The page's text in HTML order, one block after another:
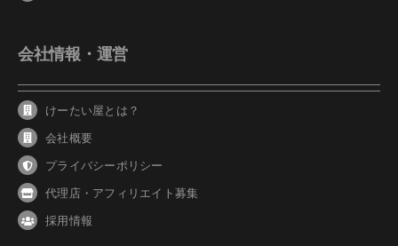
会社情報・運営
けーたい屋とは？
会社概要
プライバシーポリシー
代理店・アフィリエイト募集
採用情報